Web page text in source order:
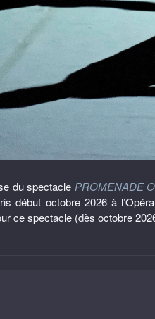
du spectacle PROMENADE
début octobre 2026 à
ce spectacle (dès octobre